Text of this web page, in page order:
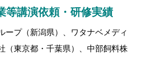
等講演依頼・研修実績
ープ（新潟県）、ワタナベメディ
（東京都・千葉県）、中部飼料株